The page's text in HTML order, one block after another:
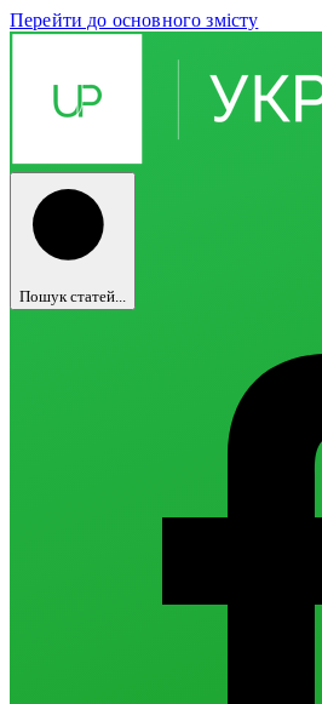
Перейти до основного змісту
Пошук статей...